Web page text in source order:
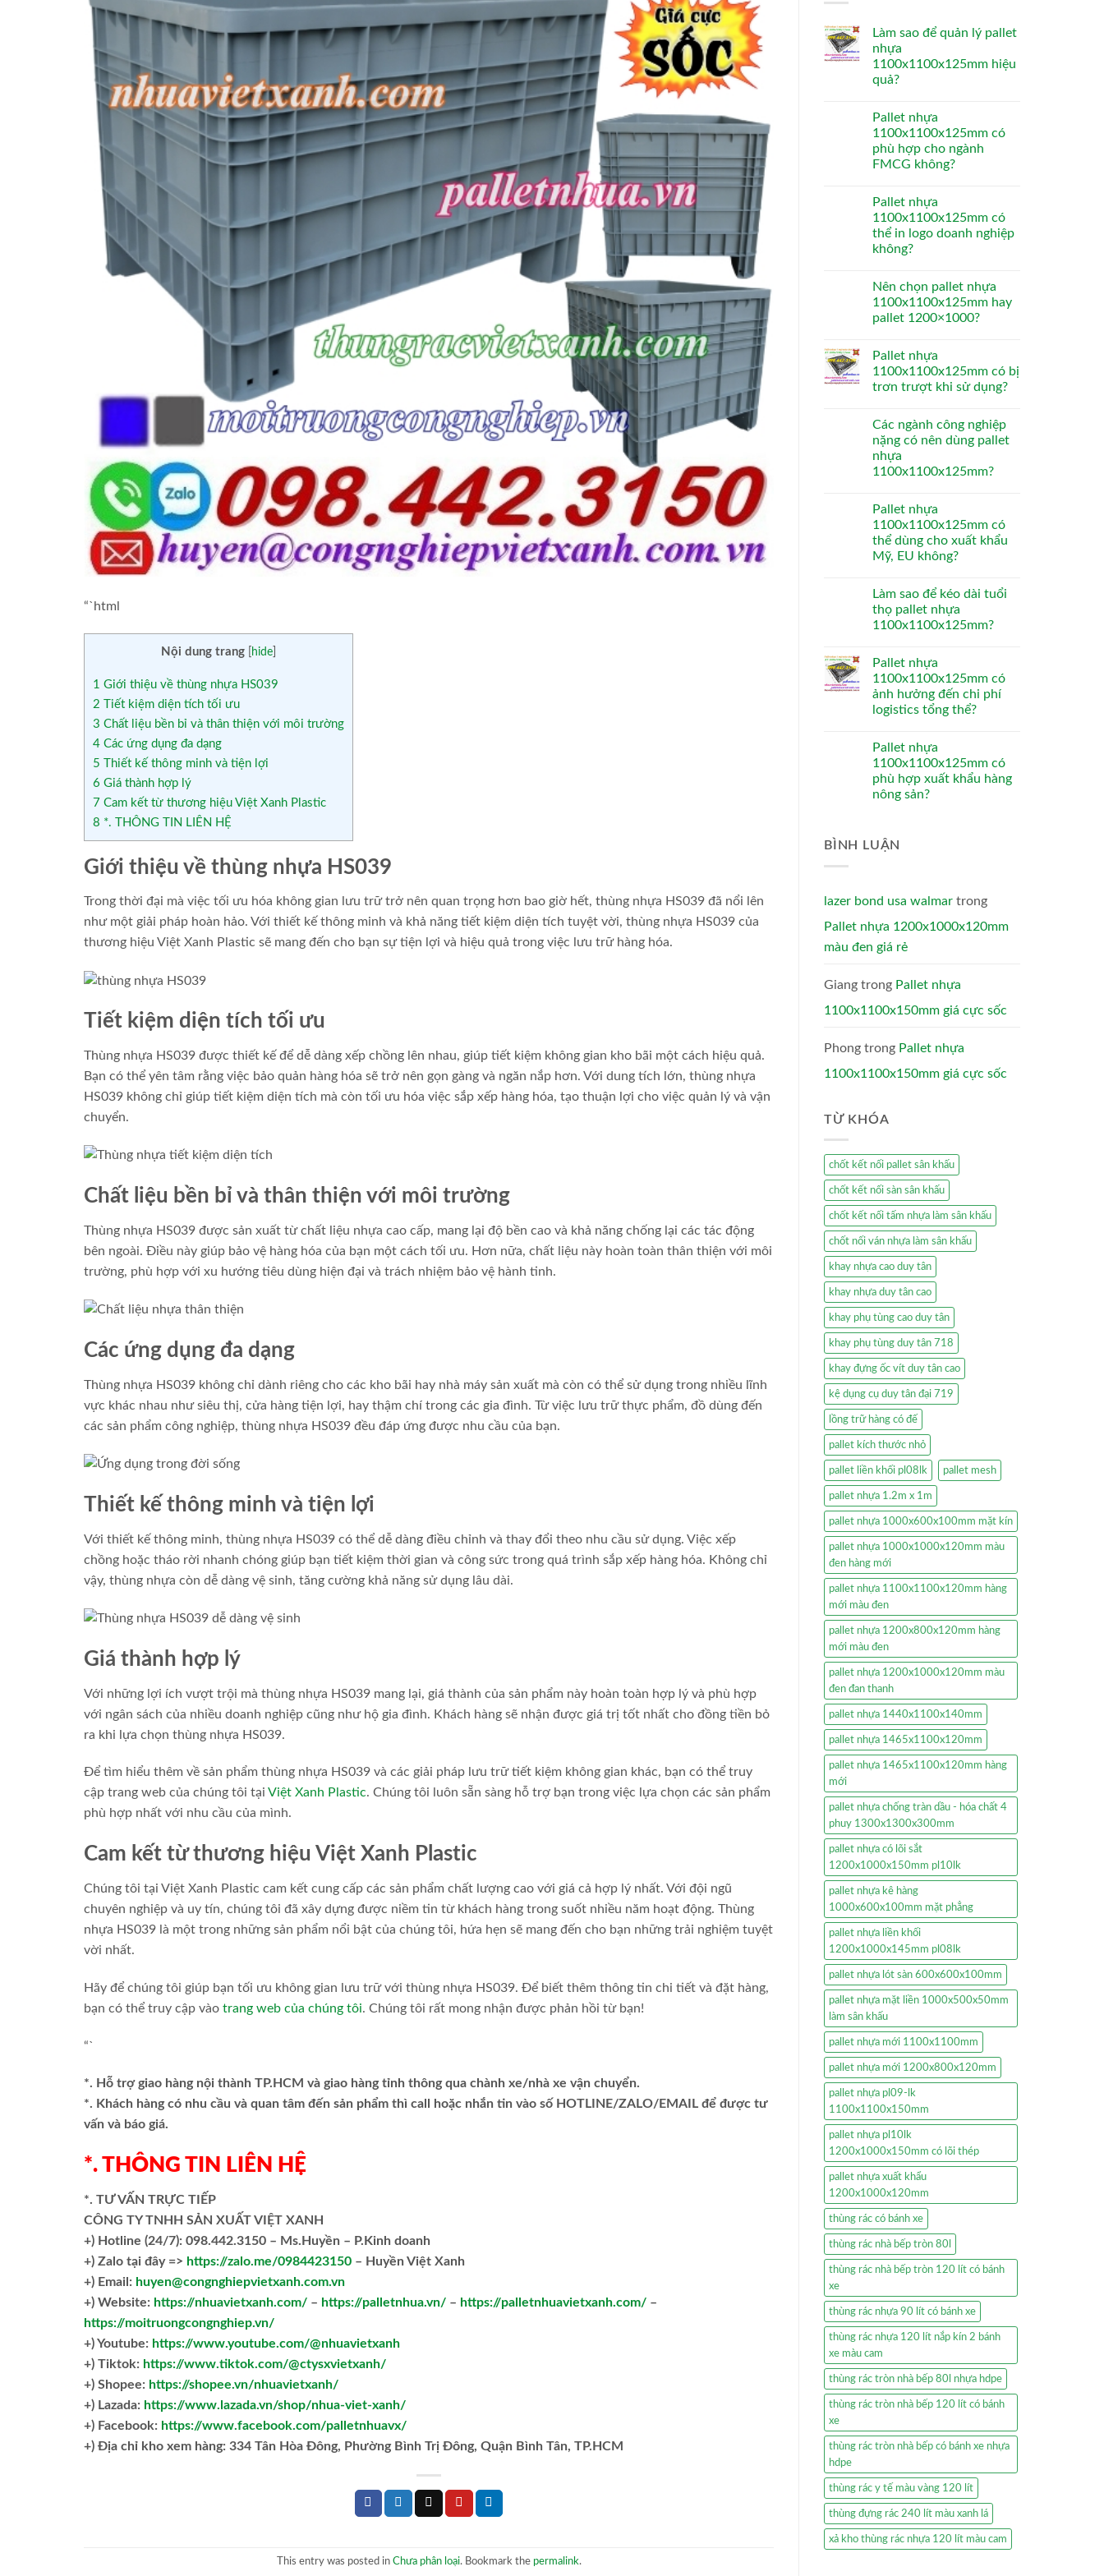
“`html
Nội dung trang hide
1 Giới thiệu về thùng nhựa HS039
2 Tiết kiệm diện tích tối ưu
3 Chất liệu bền bỉ và thân thiện với môi trường
4 Các ứng dụng đa dạng
5 Thiết kế thông minh và tiện lợi
6 Giá thành hợp lý
7 Cam kết từ thương hiệu Việt Xanh Plastic
8 *. THÔNG TIN LIÊN HỆ
Giới thiệu về thùng nhựa HS039
Trong thời đại mà việc tối ưu hóa không gian lưu trữ trở nên quan trọng hơn bao giờ hết, thùng nhựa HS039 đã nổi lên
như một giải pháp hoàn hảo. Với thiết kế thông minh và khả năng tiết kiệm diện tích tuyệt vời, thùng nhựa HS039 của
thương hiệu Việt Xanh Plastic sẽ mang đến cho bạn sự tiện lợi và hiệu quả trong việc lưu trữ hàng hóa.
Tiết kiệm diện tích tối ưu
Thùng nhựa HS039 được thiết kế để dễ dàng xếp chồng lên nhau, giúp tiết kiệm không gian kho bãi một cách hiệu quả.
Bạn có thể yên tâm rằng việc bảo quản hàng hóa sẽ trở nên gọn gàng và ngăn nắp hơn. Với dung tích lớn, thùng nhựa
HS039 không chỉ giúp tiết kiệm diện tích mà còn tối ưu hóa việc sắp xếp hàng hóa, tạo thuận lợi cho việc quản lý và vận
chuyển.
Chất liệu bền bỉ và thân thiện với môi trường
Thùng nhựa HS039 được sản xuất từ chất liệu nhựa cao cấp, mang lại độ bền cao và khả năng chống lại các tác động
bên ngoài. Điều này giúp bảo vệ hàng hóa của bạn một cách tối ưu. Hơn nữa, chất liệu này hoàn toàn thân thiện với môi
trường, phù hợp với xu hướng tiêu dùng hiện đại và trách nhiệm bảo vệ hành tinh.
Các ứng dụng đa dạng
Thùng nhựa HS039 không chỉ dành riêng cho các kho bãi hay nhà máy sản xuất mà còn có thể sử dụng trong nhiều lĩnh
vực khác nhau như siêu thị, cửa hàng tiện lợi, hay thậm chí trong các gia đình. Từ việc lưu trữ thực phẩm, đồ dùng đến
các sản phẩm công nghiệp, thùng nhựa HS039 đều đáp ứng được nhu cầu của bạn.
Thiết kế thông minh và tiện lợi
Với thiết kế thông minh, thùng nhựa HS039 có thể dễ dàng điều chỉnh và thay đổi theo nhu cầu sử dụng. Việc xếp
chồng hoặc tháo rời nhanh chóng giúp bạn tiết kiệm thời gian và công sức trong quá trình sắp xếp hàng hóa. Không chỉ
vậy, thùng nhựa còn dễ dàng vệ sinh, tăng cường khả năng sử dụng lâu dài.
Giá thành hợp lý
Với những lợi ích vượt trội mà thùng nhựa HS039 mang lại, giá thành của sản phẩm này hoàn toàn hợp lý và phù hợp
với ngân sách của nhiều doanh nghiệp cũng như hộ gia đình. Khách hàng sẽ nhận được giá trị tốt nhất cho đồng tiền bỏ
ra khi lựa chọn thùng nhựa HS039.
Để tìm hiểu thêm về sản phẩm thùng nhựa HS039 và các giải pháp lưu trữ tiết kiệm không gian khác, bạn có thể truy
cập trang web của chúng tôi tại Việt Xanh Plastic. Chúng tôi luôn sẵn sàng hỗ trợ bạn trong việc lựa chọn các sản phẩm
phù hợp nhất với nhu cầu của mình.
Cam kết từ thương hiệu Việt Xanh Plastic
Chúng tôi tại Việt Xanh Plastic cam kết cung cấp các sản phẩm chất lượng cao với giá cả hợp lý nhất. Với đội ngũ
chuyên nghiệp và uy tín, chúng tôi đã xây dựng được niềm tin từ khách hàng trong suốt nhiều năm hoạt động. Thùng
nhựa HS039 là một trong những sản phẩm nổi bật của chúng tôi, hứa hẹn sẽ mang đến cho bạn những trải nghiệm tuyệt
vời nhất.
Hãy để chúng tôi giúp bạn tối ưu không gian lưu trữ với thùng nhựa HS039. Để biết thêm thông tin chi tiết và đặt hàng,
bạn có thể truy cập vào trang web của chúng tôi. Chúng tôi rất mong nhận được phản hồi từ bạn!
“`
*. Hỗ trợ giao hàng nội thành TP.HCM và giao hàng tỉnh thông qua chành xe/nhà xe vận chuyển.
*. Khách hàng có nhu cầu và quan tâm đến sản phẩm thì call hoặc nhắn tin vào số HOTLINE/ZALO/EMAIL để được tư
vấn và báo giá.
*. THÔNG TIN LIÊN HỆ
*. TƯ VẤN TRỰC TIẾP
CÔNG TY TNHH SẢN XUẤT VIỆT XANH
+) Hotline (24/7): 098.442.3150 – Ms.Huyền – P.Kinh doanh
+) Zalo tại đây => https://zalo.me/0984423150 – Huyền Việt Xanh
+) Email: huyen@congnghiepvietxanh.com.vn
+) Website: https://nhuavietxanh.com/ – https://palletnhua.vn/ – https://palletnhuavietxanh.com/ –
https://moitruongcongnghiep.vn/
+) Youtube: https://www.youtube.com/@nhuavietxanh
+) Tiktok: https://www.tiktok.com/@ctysxvietxanh/
+) Shopee: https://shopee.vn/nhuavietxanh/
+) Lazada: https://www.lazada.vn/shop/nhua-viet-xanh/
+) Facebook: https://www.facebook.com/palletnhuavx/
+) Địa chỉ kho xem hàng: 334 Tân Hòa Đông, Phường Bình Trị Đông, Quận Bình Tân, TP.HCM
This entry was posted in Chưa phân loại. Bookmark the permalink.
Làm sao để quản lý pallet
nhựa
1100x1100x125mm hiệu
quả?
Pallet nhựa
1100x1100x125mm có
phù hợp cho ngành
FMCG không?
Pallet nhựa
1100x1100x125mm có
thể in logo doanh nghiệp
không?
Nên chọn pallet nhựa
1100x1100x125mm hay
pallet 1200×1000?
Pallet nhựa
1100x1100x125mm có bị
trơn trượt khi sử dụng?
Các ngành công nghiệp
nặng có nên dùng pallet
nhựa
1100x1100x125mm?
Pallet nhựa
1100x1100x125mm có
thể dùng cho xuất khẩu
Mỹ, EU không?
Làm sao để kéo dài tuổi
thọ pallet nhựa
1100x1100x125mm?
Pallet nhựa
1100x1100x125mm có
ảnh hưởng đến chi phí
logistics tổng thể?
Pallet nhựa
1100x1100x125mm có
phù hợp xuất khẩu hàng
nông sản?
BÌNH LUẬN
lazer bond usa walmar trong
Pallet nhựa 1200x1000x120mm
màu đen giá rẻ
Giang trong Pallet nhựa
1100x1100x150mm giá cực sốc
Phong trong Pallet nhựa
1100x1100x150mm giá cực sốc
TỪ KHÓA
chốt kết nối pallet sân khấu
chốt kết nối sàn sân khấu
chốt kết nối tấm nhựa làm sân khấu
chốt nối ván nhựa làm sân khấu
khay nhựa cao duy tân
khay nhựa duy tân cao
khay phụ tùng cao duy tân
khay phụ tùng duy tân 718
khay đựng ốc vít duy tân cao
kệ dụng cụ duy tân đại 719
lồng trữ hàng có đế
pallet kích thước nhỏ
pallet liền khối pl08lk pallet mesh
pallet nhựa 1.2m x 1m
pallet nhựa 1000x600x100mm mặt kín
pallet nhựa 1000x1000x120mm màu
đen hàng mới
pallet nhựa 1100x1100x120mm hàng
mới màu đen
pallet nhựa 1200x800x120mm hàng
mới màu đen
pallet nhựa 1200x1000x120mm màu
đen đan thanh
pallet nhựa 1440x1100x140mm
pallet nhựa 1465x1100x120mm
pallet nhựa 1465x1100x120mm hàng
mới
pallet nhựa chống tràn dầu - hóa chất 4
phuy 1300x1300x300mm
pallet nhựa có lõi sắt
1200x1000x150mm pl10lk
pallet nhựa kê hàng
1000x600x100mm mặt phẳng
pallet nhựa liền khối
1200x1000x145mm pl08lk
pallet nhựa lót sàn 600x600x100mm
pallet nhựa mặt liền 1000x500x50mm
làm sân khấu
pallet nhựa mới 1100x1100mm
pallet nhựa mới 1200x800x120mm
pallet nhựa pl09-lk
1100x1100x150mm
pallet nhựa pl10lk
1200x1000x150mm có lõi thép
pallet nhựa xuất khẩu
1200x1000x120mm
thùng rác có bánh xe
thùng rác nhà bếp tròn 80l
thùng rác nhà bếp tròn 120 lít có bánh
xe
thùng rác nhựa 90 lít có bánh xe
thùng rác nhựa 120 lít nắp kín 2 bánh
xe màu cam
thùng rác tròn nhà bếp 80l nhựa hdpe
thùng rác tròn nhà bếp 120 lít có bánh
xe
thùng rác tròn nhà bếp có bánh xe nhựa
hdpe
thùng rác y tế màu vàng 120 lít
thùng đựng rác 240 lít màu xanh lá
xả kho thùng rác nhựa 120 lít màu cam